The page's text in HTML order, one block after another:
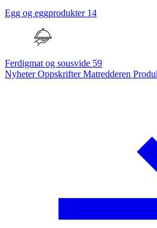
Egg og eggprodukter 14
Ferdigmat og sousvide 59
NyheterOppskrifterMatredderen